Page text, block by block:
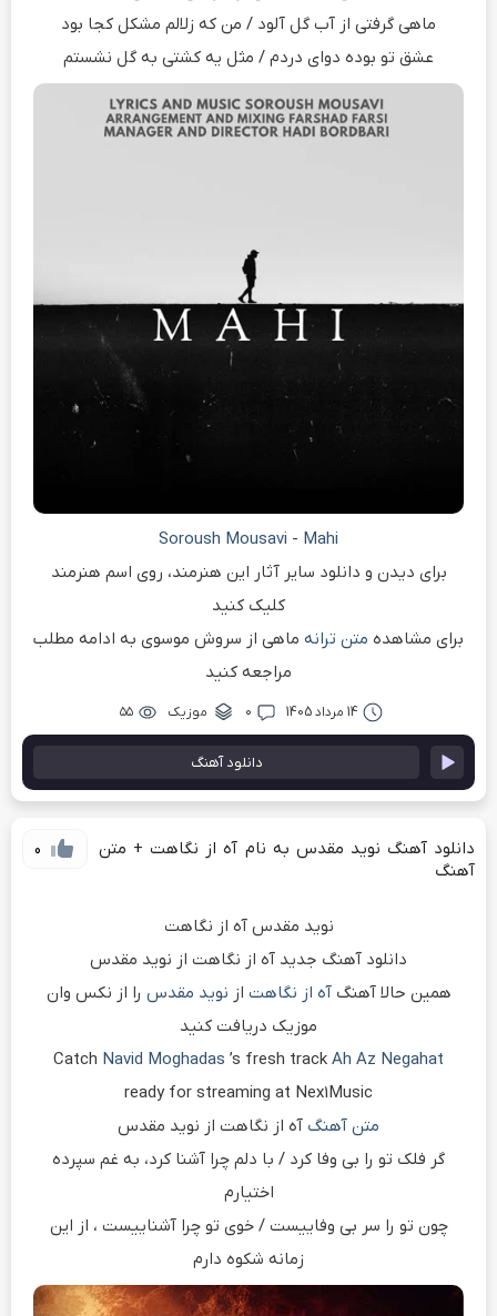
ماهی گرفتی از آب گل آلود / من که زلالم مشکل کجا بود
عشق تو بوده دوای دردم / مثل یه کشتی به گل نشستم
Soroush Mousavi - Mahi
برای دیدن و دانلود سایر آثار این هنرمند، روی اسم هنرمند
کلیک کنید
برای مشاهده متن ترانه ماهی از سروش موسوی به ادامه مطلب
مراجعه کنید
14 مرداد 1405 ۰ موزیک ۵۵
دانلود آهنگ
0
دانلود آهنگ نوید مقدس به نام آه از نگاهت + متن
آهنگ
نوید مقدس آه از نگاهت
دانلود آهنگ جدید آه از نگاهت از نوید مقدس
همین حالا آهنگآه از نگاهت از نوید مقدس را از نکس وان
موزیک دریافت کنید
Catch Navid Moghadas ’s fresh track Ah Az Negahat
ready for streaming at Nex1Music
متن آهنگ آه از نگاهت از نوید مقدس
گر فلک تو را بی وفا کرد / با دلم چرا آشنا کرد، به غم سپرده
اختیارم
چون تو را سر بی وفاییست / خوی تو چرا آشناییست ، از این
زمانه شکوه دارم